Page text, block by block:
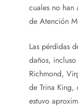
cuales no
de Atención
Las pérdidas
daños,
Richmond,
de Trina King,
estuvo